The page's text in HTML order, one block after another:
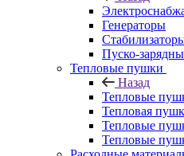
Генераторы
Пуско-
Тепловые пушки
Назад
Тепловые
Тепловая
Тепловые
Тепловые